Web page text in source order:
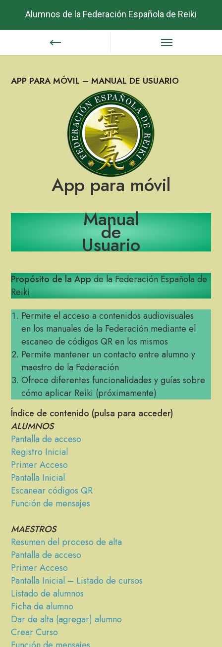
APP PARA MÓVIL – MANUAL DE USUARIO
App para móvil
Manual
de
Usuario
Propósito de la Appde la Federación Española de
Reiki
Permite el acceso a contenidos audiovisuales
en los manuales de la Federación mediante el
escaneo de códigos QR en los mismos
Permite mantener un contacto entre alumno y
maestro de la Federación
Ofrece diferentes funcionalidades y guías sobre
cómo aplicar Reiki (próximamente)
Índice de contenido (pulsa para acceder)
ALUMNOS
Pantalla de acceso
Registro Inicial
Primer Acceso
Pantalla Inicial
Escanear códigos QR
Función de mensajes
MAESTROS
Resumen del proceso de alta
Pantalla de acceso
Primer Acceso
Pantalla Inicial – Listado de cursos
Listado de alumnos
Ficha de alumno
Dar de alta (agregar) alumno
Crear Curso
Alumnos de la Federación Española de Reiki